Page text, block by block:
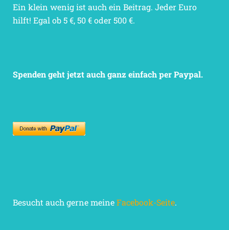
Ein klein wenig ist auch ein Beitrag. Jeder Euro
hilft! Egal ob 5 €, 50 € oder 500 €.
Spenden geht jetzt auch ganz einfach per Paypal.
Besucht auch gerne meineFacebook-Seite.